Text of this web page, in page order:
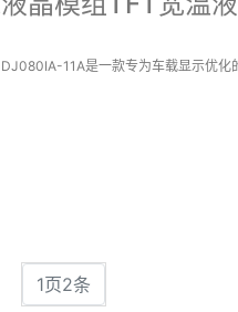
11A是一款专为车载显示优
1页2条